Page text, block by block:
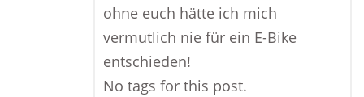
ohne euch hätte ich mich
vermutlich nie für ein E-Bike
entschieden!
No tags for this post.